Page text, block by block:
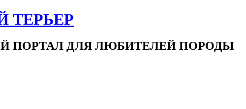
ТЕРЬЕР
ПОРТАЛ ДЛЯ ЛЮБИТЕЛЕЙ ПОРОДЫ